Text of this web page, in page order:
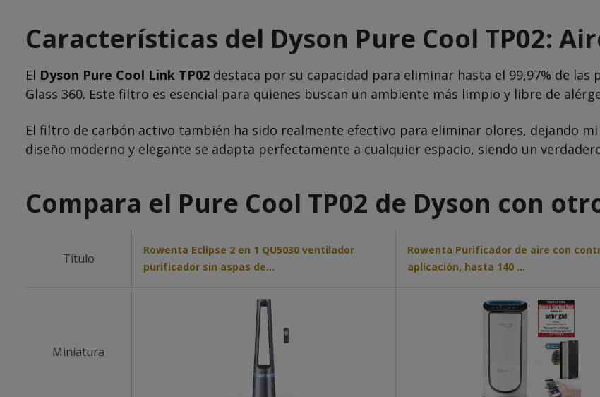
Características del Dyson Pure Cool TP02:
El Dyson Pure Cool Link TP02 destaca por su capacidad para eliminar hasta el 99,97% de
Glass 360. Este filtro es esencial para quienes buscan un ambiente más limpio y libre de
El filtro de carbón activo también ha sido realmente efectivo para eliminar olores, dejando
diseño moderno y elegante se adapta perfectamente a cualquier espacio, siendo un
Compara el Pure Cool TP02 de Dyson con
Título
Rowenta Eclipse 2 en 1 QU5030 ventilador
purificador sin aspas de…
Rowenta Purificador de aire con
aplicación, hasta 140 …
Miniatura